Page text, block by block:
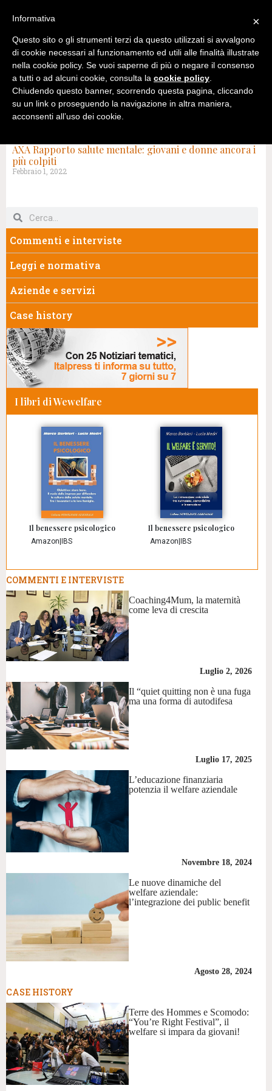
AXA Rapporto salute mentale: giovani e donne ancora i
più colpiti
Febbraio 1, 2022
Commenti e interviste
Leggi e normativa
Aziende e servizi
Case history
I libri di Wewelfare
Il benessere psicologico
Amazon IBS
Il benessere psicologico
Amazon IBS
COMMENTI E INTERVISTE
Coaching4Mum, la maternità
come leva di crescita
Luglio 2, 2026
Il “quiet quitting non è una fuga
ma una forma di autodifesa
Luglio 17, 2025
L’educazione finanziaria
potenzia il welfare aziendale
Novembre 18, 2024
Le nuove dinamiche del
welfare aziendale:
l’integrazione dei public benefit
Agosto 28, 2024
CASE HISTORY
Terre des Hommes e Scomodo:
“You’re Right Festival”, il
welfare si impara da giovani!
×
Informativa
Questo sito o gli strumenti terzi da questo utilizzati si avvalgono
di cookie necessari al funzionamento ed utili alle finalità illustrate
nella cookie policy. Se vuoi saperne di più o negare il consenso
a tutti o ad alcuni cookie, consulta la cookie policy.
Chiudendo questo banner, scorrendo questa pagina, cliccando
su un link o proseguendo la navigazione in altra maniera,
acconsenti all’uso dei cookie.